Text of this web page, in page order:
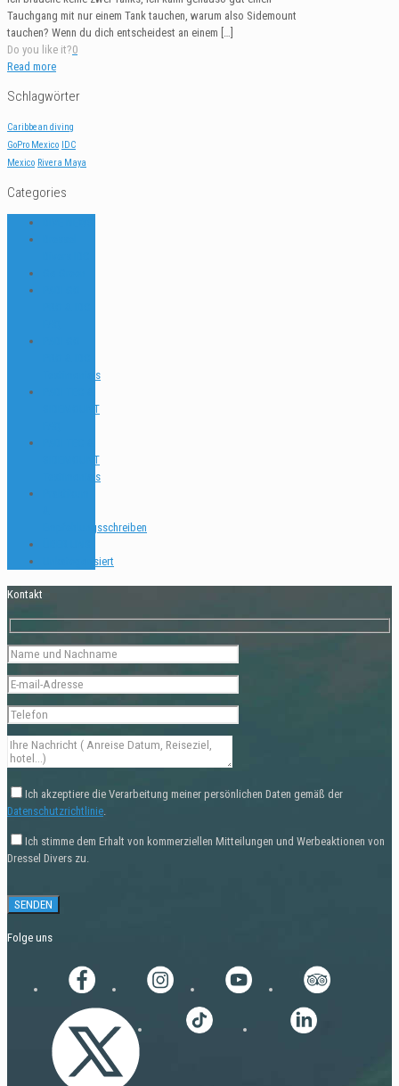
Tauchgang mit nur einem Tank tauchen, warum also Sidemount
tauchen? Wenn du dich entscheidest an einem […]
Do you like it?0
Read more
Schlagwörter
Caribbean diving
GoPro Mexico
IDC
Mexico Rivera Maya
Categories
Testimonials
SIDEMOUNT
SIDEMOUNT
Testimonials
Empfehlungsschreiben
Unkategorisiert
Kontakt
Ich akzeptiere die Verarbeitung meiner persönlichen Daten gemäß der
Datenschutzrichtlinie
Ich stimme dem Erhalt von kommerziellen Mitteilungen und Werbeaktionen von
Dressel Divers zu.
Folge uns